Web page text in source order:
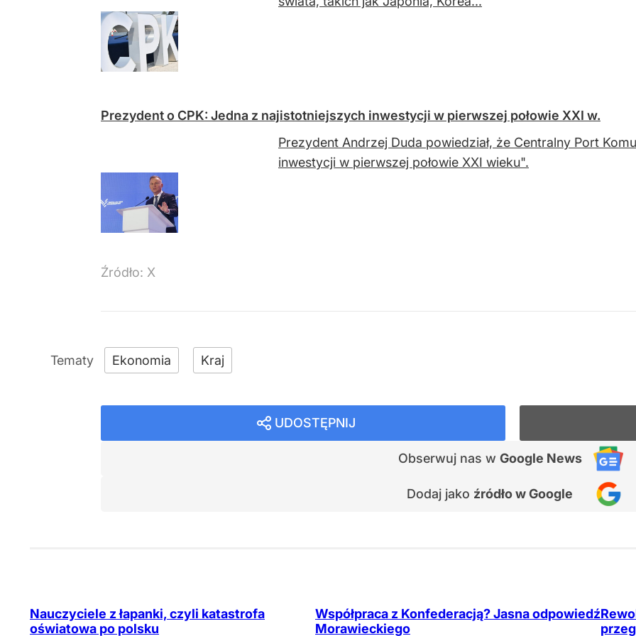
Prezydent o CPK: Jedna z najistotniejszych inwestycji w pierwszej połowie XXI w.
Prezydent Andrzej Duda powiedział, że Centralny Port
inwestycji w pierwszej połowie XXI wieku".
Źródło: X
Ekonomia Kraj
UDOSTĘPNIJ
Obserwuj nas w Google News
Dodaj jako źródło w Google
Nauczyciele z łapanki, czyli katastrofa
oświatowa po polsku
Współpraca z Konfederacją? Jasna odpowiedź
Morawieckiego